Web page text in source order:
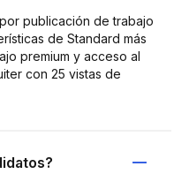
publicación de trabajo
de Standard más
premium y acceso al
con 25 vistas de